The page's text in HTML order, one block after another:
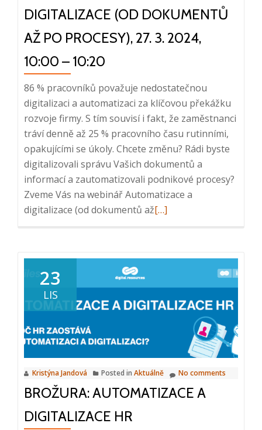
DIGITALIZACE (OD DOKUMENTŮ
AŽ PO PROCESY), 27. 3. 2024,
10:00 – 10:20
86 % pracovníků považuje nedostatečnou
digitalizaci a automatizaci za klíčovou překážku
rozvoje firmy. S tím souvisí i fakt, že zaměstnanci
tráví denně až 25 % pracovního času rutinními,
opakujícími se úkoly. Chcete změnu? Rádi byste
digitalizovali správu Vašich dokumentů a
informací a zautomatizovali podnikové procesy?
Zveme Vás na webinář Automatizace a
digitalizace (od dokumentů ažRead
a
digitalizace
dokumentů
po
procesy),
27.
[…]
23
LIS
Kristýna Jandová Posted in Aktuálně No comments
BROŽURA: AUTOMATIZACE A
DIGITALIZACE HR